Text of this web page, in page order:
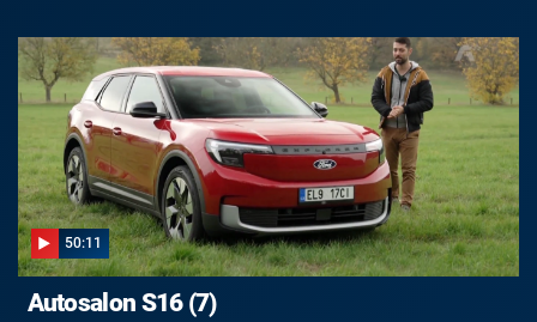
50:11
Autosalon S16 (7)